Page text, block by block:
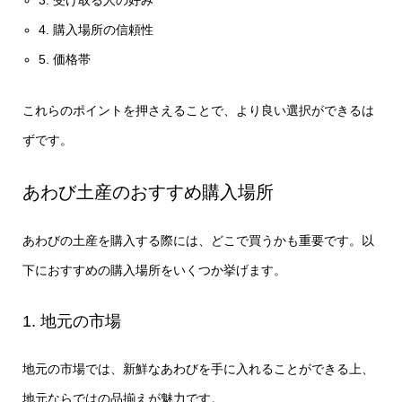
4. 購入場所の信頼性
5. 価格帯
これらのポイントを押さえることで、より良い選択ができるは
ずです。
あわび土産のおすすめ購入場所
あわびの土産を購入する際には、どこで買うかも重要です。以
下におすすめの購入場所をいくつか挙げます。
1. 地元の市場
地元の市場では、新鮮なあわびを手に入れることができる上、
地元ならではの品揃えが魅力です。